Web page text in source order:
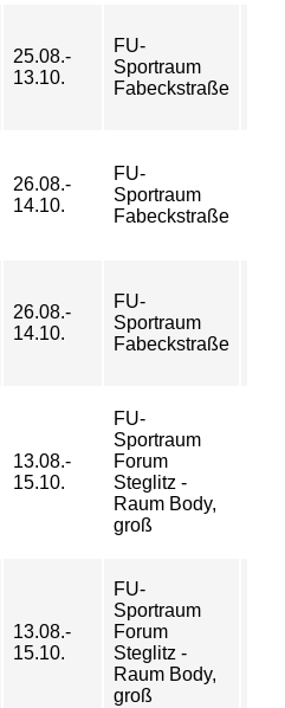
25.08.-
13.10.
FU-
Sportraum
Fabeckstraße
26.08.-
14.10.
FU-
Sportraum
Fabeckstraße
26.08.-
14.10.
FU-
Sportraum
Fabeckstraße
13.08.-
15.10.
FU-
Sportraum
Forum
Steglitz -
Raum Body,
groß
13.08.-
15.10.
FU-
Sportraum
Forum
Steglitz -
Raum Body,
groß